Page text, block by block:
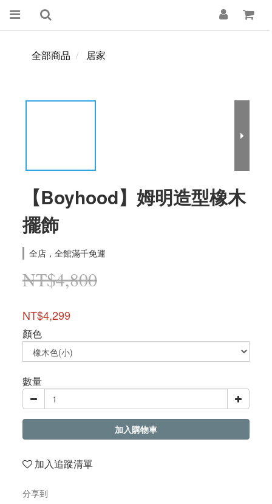
全部商品 居家
【Boyhood】姆明造型橡木
擺飾
全店，全館滿千免運
NT$4,800
NT$4,299
顏色
數量
加入購物車
加入追蹤清單
分享到